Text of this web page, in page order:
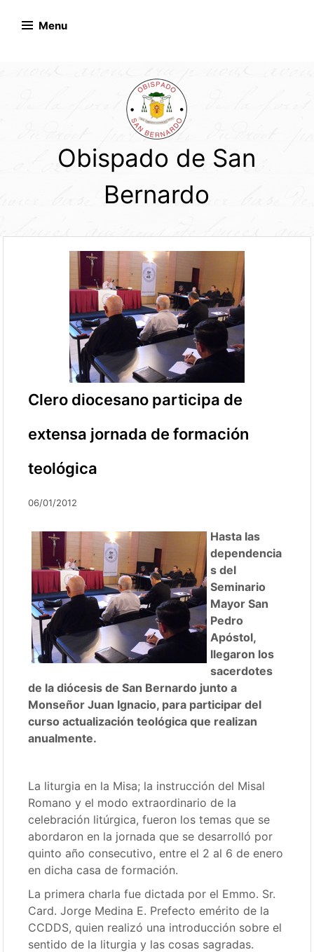
Menu
Obispado de San
Bernardo
Clero diocesano participa de
extensa jornada de formación
teológica
06/01/2012
Hasta las
dependencia
s del
Seminario
Mayor San
Pedro
Apóstol,
llegaron los
sacerdotes
de la diócesis de San Bernardo junto a
Monseñor Juan Ignacio, para participar del
curso actualización teológica que realizan
anualmente.
La liturgia en la Misa; la instrucción del Misal
Romano y el modo extraordinario de la
celebración litúrgica, fueron los temas que se
abordaron en la jornada que se desarrolló por
quinto año consecutivo, entre el 2 al 6 de enero
en dicha casa de formación.
La primera charla fue dictada por el Emmo. Sr.
Card. Jorge Medina E. Prefecto emérito de la
CCDDS, quien realizó una introducción sobre el
sentido de la liturgia y las cosas sagradas.